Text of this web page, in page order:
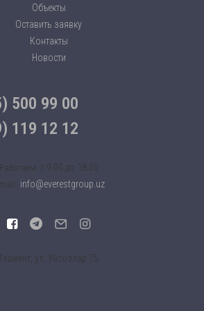
Объекты
Оставить заявку
Контакты
Новости
500 99 00
119 12 12
Работаем: c 9:00 до 18:00
info@everestgroup.uz
Ташкент, ул. Уйсозлар 75